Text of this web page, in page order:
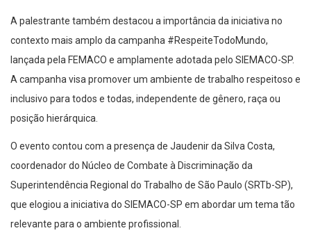
A palestrante também destacou a importância da iniciativa no
contexto mais amplo da campanha #RespeiteTodoMundo,
lançada pela FEMACO e amplamente adotada pelo SIEMACO-SP.
A campanha visa promover um ambiente de trabalho respeitoso e
inclusivo para todos e todas, independente de gênero, raça ou
posição hierárquica.
O evento contou com a presença de Jaudenir da Silva Costa,
coordenador do Núcleo de Combate à Discriminação da
Superintendência Regional do Trabalho de São Paulo (SRTb-SP),
que elogiou a iniciativa do SIEMACO-SP em abordar um tema tão
relevante para o ambiente profissional.